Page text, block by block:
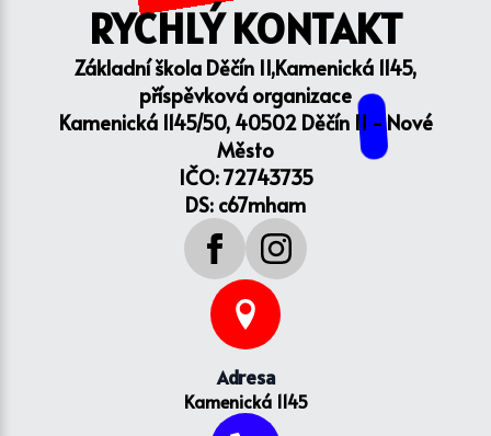
RYCHLÝ KONTAKT
Základní škola Děčín II,Kamenická 1145,
příspěvková organizace
Kamenická 1145/50, 40502 Děčín II - Nové
Město
IČO: 72743735
DS: c67mham
Adresa
Kamenická 1145